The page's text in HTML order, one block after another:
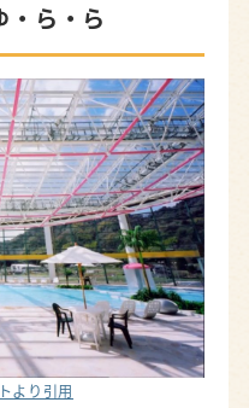
・ら・ら
より引用